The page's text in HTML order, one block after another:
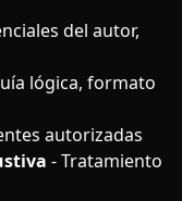
del autor,
lógica, formato
autorizadas
- Tratamiento